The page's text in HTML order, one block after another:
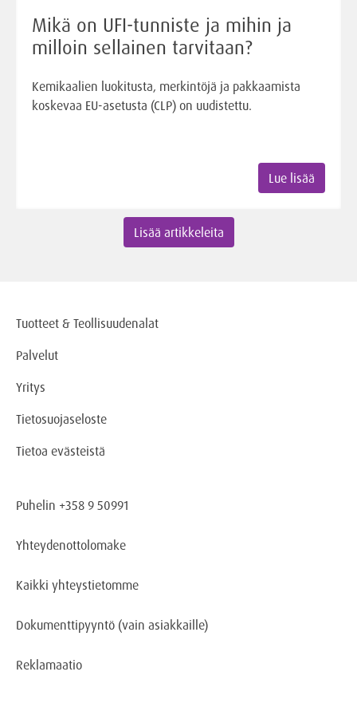
Mikä on UFI-tunniste ja mihin ja
milloin sellainen tarvitaan?
Kemikaalien luokitusta, merkintöjä ja pakkaamista
koskevaa EU-asetusta (CLP) on uudistettu.
Lue lisää
Lisää artikkeleita
Tuotteet & Teollisuudenalat
Palvelut
Yritys
Tietosuojaseloste
Tietoa evästeistä
Puhelin +358 9 50991
Yhteydenottolomake
Kaikki yhteystietomme
Dokumenttipyyntö (vain asiakkaille)
Reklamaatio